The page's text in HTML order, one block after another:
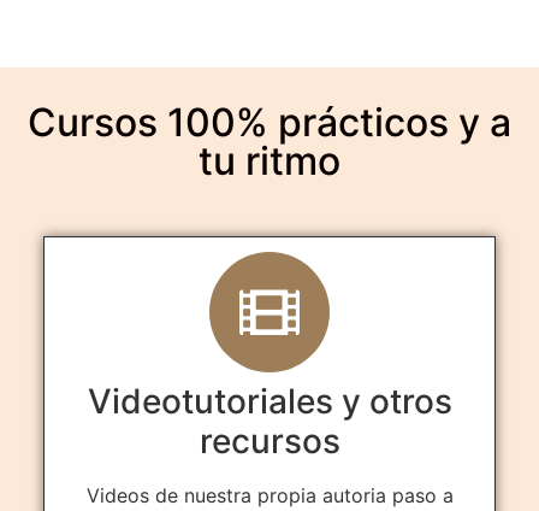
Cursos 100% prácticos y a
tu ritmo
Videotutoriales y otros
recursos
Videos de nuestra propia autoria paso a